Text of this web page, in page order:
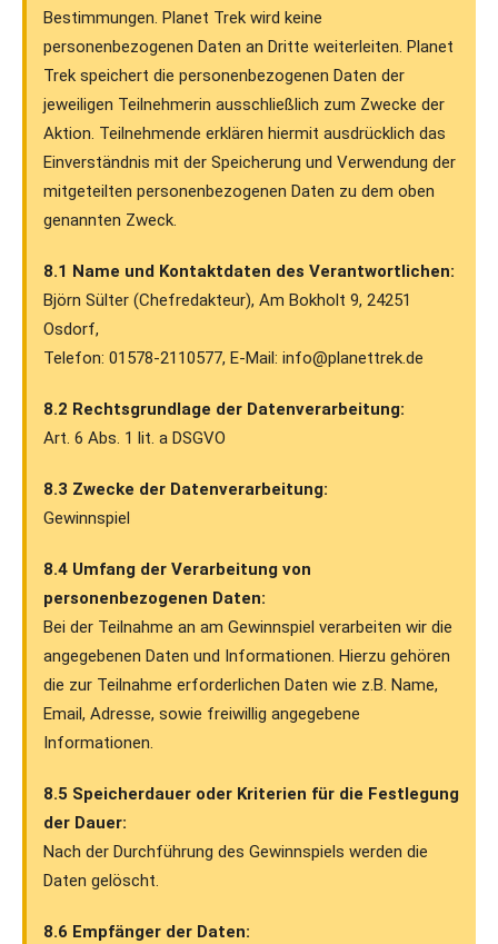
Bestimmungen. Planet Trek wird keine
personenbezogenen Daten an Dritte weiterleiten. Planet
Trek speichert die personenbezogenen Daten der
jeweiligen Teilnehmerin ausschließlich zum Zwecke der
Aktion. Teilnehmende erklären hiermit ausdrücklich das
Einverständnis mit der Speicherung und Verwendung der
mitgeteilten personenbezogenen Daten zu dem oben
genannten Zweck.
8.1 Name und Kontaktdaten des Verantwortlichen:
Björn Sülter (Chefredakteur), Am Bokholt 9, 24251
Osdorf,
Telefon: 01578-2110577, E-Mail: info@planettrek.de
8.2 Rechtsgrundlage der Datenverarbeitung:
Art. 6 Abs. 1 lit. a DSGVO
8.3 Zwecke der Datenverarbeitung:
Gewinnspiel
8.4 Umfang der Verarbeitung von
personenbezogenen Daten:
Bei der Teilnahme an am Gewinnspiel verarbeiten wir die
angegebenen Daten und Informationen. Hierzu gehören
die zur Teilnahme erforderlichen Daten wie z.B. Name,
Email, Adresse, sowie freiwillig angegebene
Informationen.
8.5 Speicherdauer oder Kriterien für die Festlegung
der Dauer:
Nach der Durchführung des Gewinnspiels werden die
Daten gelöscht.
8.6 Empfänger der Daten: